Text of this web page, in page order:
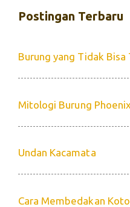
Postingan Terbaru
Burung yang Tidak Bisa
Mitologi Burung
Undan Kacamata
Cara Membedakan